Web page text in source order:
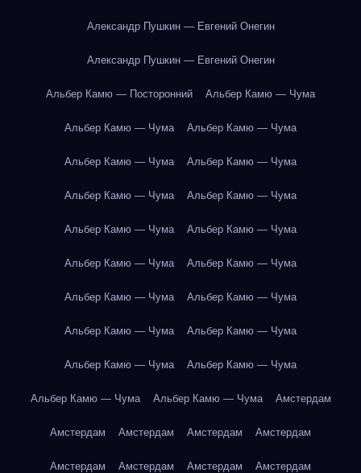
Александр Пушкин — Евгений Онегин
Александр Пушкин — Евгений Онегин
Альбер Камю — Посторонний Альбер Камю — Чума
Альбер Камю — Чума Альбер Камю — Чума
Альбер Камю — Чума Альбер Камю — Чума
Альбер Камю — Чума Альбер Камю — Чума
Альбер Камю — Чума Альбер Камю — Чума
Альбер Камю — Чума Альбер Камю — Чума
Альбер Камю — Чума Альбер Камю — Чума
Альбер Камю — Чума Альбер Камю — Чума
Альбер Камю — Чума Альбер Камю — Чума
Альбер Камю — Чума Альбер Камю — Чума Амстердам
Амстердам Амстердам Амстердам Амстердам
Амстердам Амстердам Амстердам Амстердам